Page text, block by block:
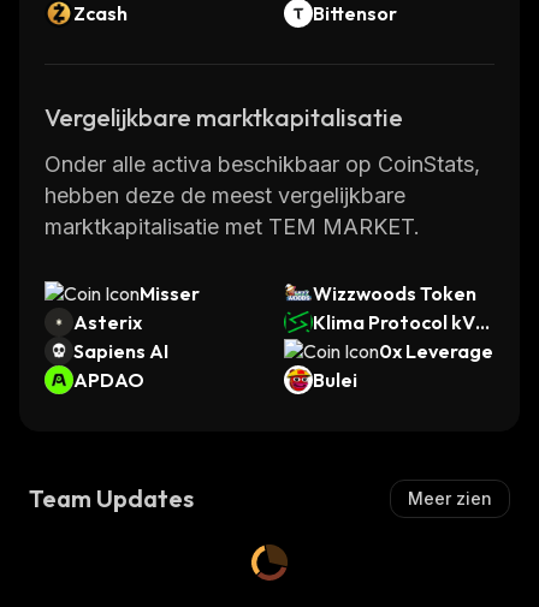
Zcash
Bittensor
Vergelijkbare marktkapitalisatie
Onder alle activa beschikbaar op CoinStats,
hebben deze de meest vergelijkbare
marktkapitalisatie met TEM MARKET.
Misser
Wizzwoods Token
Asterix
Klima Protocol kVC
M
Sapiens AI
0x Leverage
APDAO
Bulei
Team Updates Meer zien